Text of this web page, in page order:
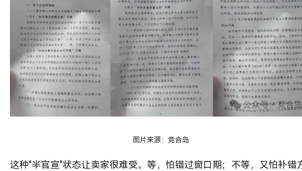
图片来源：竞合岛
这种"半官宣"状态让卖家很难受。等，怕错过窗口期；不等，又怕补错